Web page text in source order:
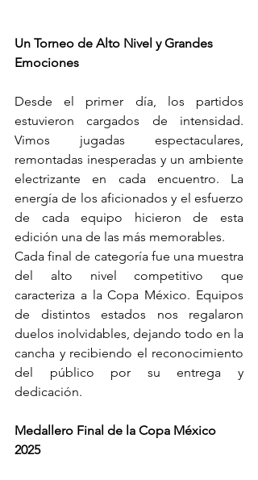
Un Torneo de Alto Nivel y Grandes
Emociones
Desde el primer día, los partidos
estuvieron cargados de intensidad.
Vimos jugadas espectaculares,
remontadas inesperadas y un ambiente
electrizante en cada encuentro. La
energía de los aficionados y el esfuerzo
de cada equipo hicieron de esta
edición una de las más memorables.
Cada final de categoría fue una muestra
del alto nivel competitivo que
caracteriza a la Copa México. Equipos
de distintos estados nos regalaron
duelos inolvidables, dejando todo en la
cancha y recibiendo el reconocimiento
del público por su entrega y
dedicación.
Medallero Final de la Copa México
2025